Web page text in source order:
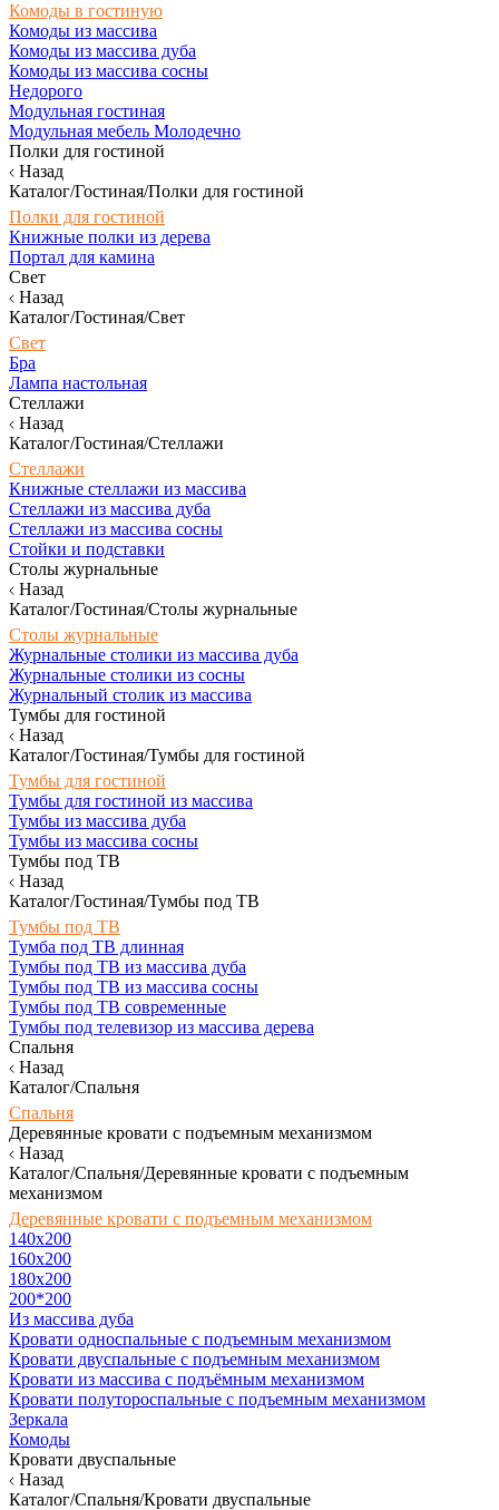
Комоды в гостиную
Комоды из массива
Комоды из массива дуба
Комоды из массива сосны
Недорого
Модульная гостиная
Модульная мебель Молодечно
Полки для гостиной
Назад
Каталог/Гостиная/Полки для гостиной
Полки для гостиной
Книжные полки из дерева
Портал для камина
Свет
Назад
Каталог/Гостиная/Свет
Свет
Бра
Лампа настольная
Стеллажи
Назад
Каталог/Гостиная/Стеллажи
Стеллажи
Книжные стеллажи из массива
Стеллажи из массива дуба
Стеллажи из массива сосны
Стойки и подставки
Столы журнальные
Назад
Каталог/Гостиная/Столы журнальные
Столы журнальные
Журнальные столики из массива дуба
Журнальные столики из сосны
Журнальный столик из массива
Тумбы для гостиной
Назад
Каталог/Гостиная/Тумбы для гостиной
Тумбы для гостиной
Тумбы для гостиной из массива
Тумбы из массива дуба
Тумбы из массива сосны
Тумбы под ТВ
Назад
Каталог/Гостиная/Тумбы под ТВ
Тумбы под ТВ
Тумба под ТВ длинная
Тумбы под ТВ из массива дуба
Тумбы под ТВ из массива сосны
Тумбы под ТВ современные
Тумбы под телевизор из массива дерева
Спальня
Назад
Каталог/Спальня
Спальня
Деревянные кровати с подъемным механизмом
Назад
Каталог/Спальня/Деревянные кровати с подъемным
механизмом
Деревянные кровати с подъемным механизмом
140x200
160х200
180х200
200*200
Из массива дуба
Кровати односпальные с подъемным механизмом
Кровати двуспальные с подъемным механизмом
Кровати из массива с подъёмным механизмом
Кровати полутороспальные с подъемным механизмом
Зеркала
Комоды
Кровати двуспальные
Назад
Каталог/Спальня/Кровати двуспальные